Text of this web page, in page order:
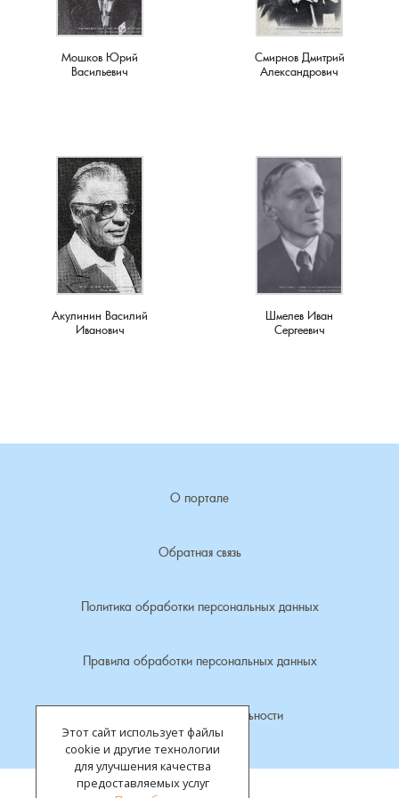
Этот сайт использует файлы
cookie и другие технологии
для улучшения качества
предоставляемых услуг
Мошков Юрий
Васильевич
Смирнов Дмитрий
Александрович
Акулинин Василий
Иванович
Шмелев Иван
Сергеевич
О портале
Обратная связь
Политика обработки персональных данных
Правила обработки персональных данных
Политика конфиденциальности
Новки, поселок
Новосёлка, деревня
Палашкино, село
Патакино, село
Пенкино, деревня
Пигасово, деревня
Пирогово, деревня
Ручкино, деревня
Рябиновка, деревня
Санаторий имени Ленина, поселок
Саулово, деревня